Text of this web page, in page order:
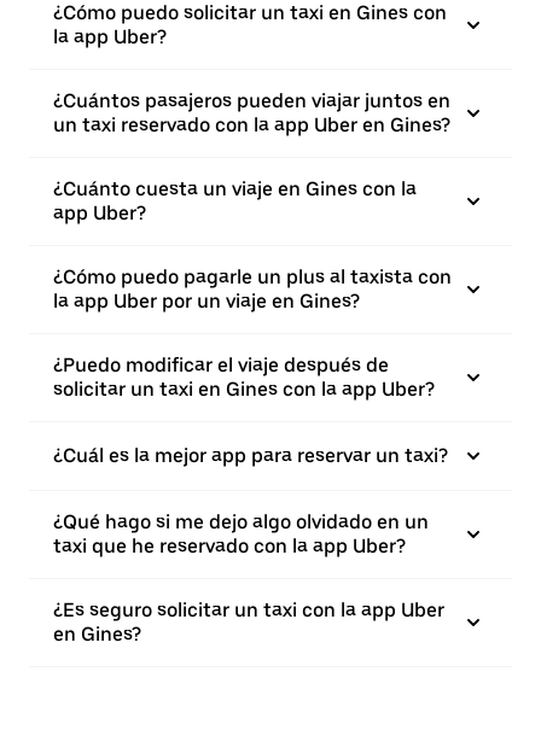
¿Cómo puedo solicitar un taxi en Gines con
la app Uber?
¿Cuántos pasajeros pueden viajar juntos en
un taxi reservado con la app Uber en Gines?
¿Cuánto cuesta un viaje en Gines con la
app Uber?
¿Cómo puedo pagarle un plus al taxista con
la app Uber por un viaje en Gines?
¿Puedo modificar el viaje después de
solicitar un taxi en Gines con la app Uber?
¿Cuál es la mejor app para reservar un taxi?
¿Qué hago si me dejo algo olvidado en un
taxi que he reservado con la app Uber?
¿Es seguro solicitar un taxi con la app Uber
en Gines?